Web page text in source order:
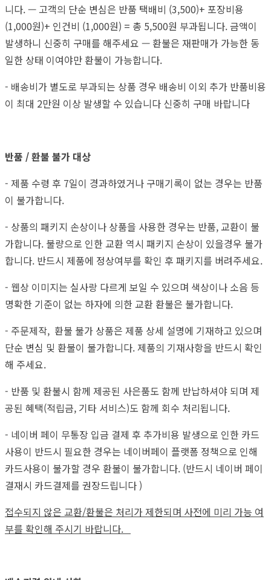
니다. — 고객의 단순 변심은 반품 택배비 (3,500)+ 포장비용
(1,000원)+ 인건비 (1,000원) = 총 5,500원 부과됩니다. 금액이
발생하니 신중히 구매를 해주세요 — 환불은 재판매가 가능한 동
일한 상태 이여야만 환불이 가능합니다.
- 배송비가 별도로 부과되는 상품 경우 배송비 이외 추가 반품비용
이 최대 2만원 이상 발생할 수 있습니다 신중히 구매 바랍니다
반품 / 환불 불가 대상
- 제품 수령 후 7일이 경과하였거나 구매기록이 없는 경우는 반품
이 불가합니다.
- 상품의 패키지 손상이나 상품을 사용한 경우는 반품, 교환이 불
가합니다. 불량으로 인한 교환 역시 패키지 손상이 있을경우 불가
합니다. 반드시 제품에 정상여부를 확인 후 패키지를 버려주세요.
- 웹상 이미지는 실사랑 다르게 보일 수 있으며 색상이나 소음 등
명확한 기준이 없는 하자에 의한 교환 환불은 불가합니다.
- 주문제작, 환불 불가 상품은 제품 상세 설명에 기재하고 있으며
단순 변심 및 환불이 불가합니다. 제품의 기재사항을 반드시 확인
해 주세요.
- 반품 및 환불시 함께 제공된 사은품도 함께 반납하셔야 되며 제
공된 혜택(적립금, 기타 서비스)도 함께 회수 처리됩니다.
- 네이버 페이 무통장 입금 결제 후 추가비용 발생으로 인한 카드
사용이 반드시 필요한 경우는 네이버페이 플랫폼 정책으로 인해
카드사용이 불가할 경우 환불이 불가합니다. (반드시 네이버 페이
결재시 카드결제를 권장드립니다 )
접수되지 않은 교환/환불은 처리가 제한되며 사전에 미리 가능 여
부를 확인해 주시기 바랍니다.